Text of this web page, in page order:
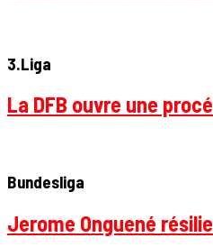
3.Liga
La DFB ouvre une
Bundesliga
Jerome Onguené